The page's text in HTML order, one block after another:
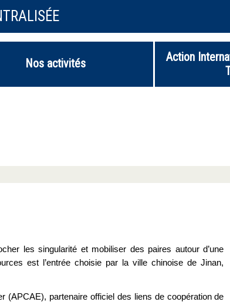
Nos activités
Action
les singularité et mobiliser des paires autour d’une
est l’entrée choisie par la ville chinoise de Jinan,
(APCAE), partenaire officiel des liens de coopération de